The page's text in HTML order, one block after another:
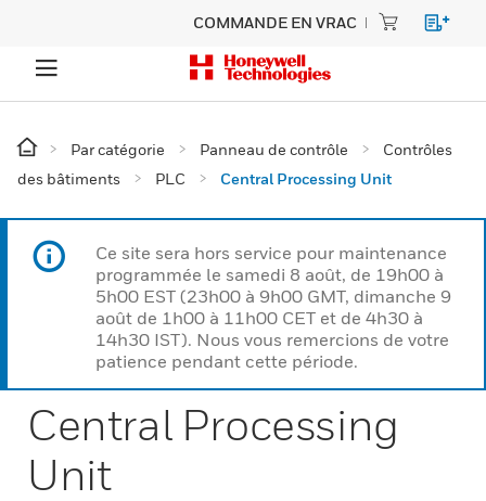
COMMANDE EN VRAC
Par catégorie Panneau de contrôle
Contrôles
des bâtiments
PLC Central Processing Unit
Ce site sera hors service pour maintenance
programmée le samedi 8 août, de 19h00 à
5h00 EST (23h00 à 9h00 GMT, dimanche 9
août de 1h00 à 11h00 CET et de 4h30 à
14h30 IST). Nous vous remercions de votre
patience pendant cette période.
Central Processing
Unit